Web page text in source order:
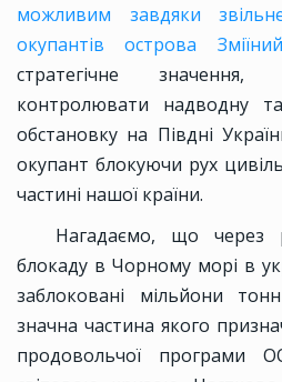
можливим завдяки
окупантів острова Зміїний
стратегічне значення,
контролювати надводну
обстановку на Півдні
окупант блокуючи рух
частині нашої країни.
Нагадаємо, що через
блокаду в Чорному морі в
заблоковані мільйони
значна частина якого
продовольчої програми